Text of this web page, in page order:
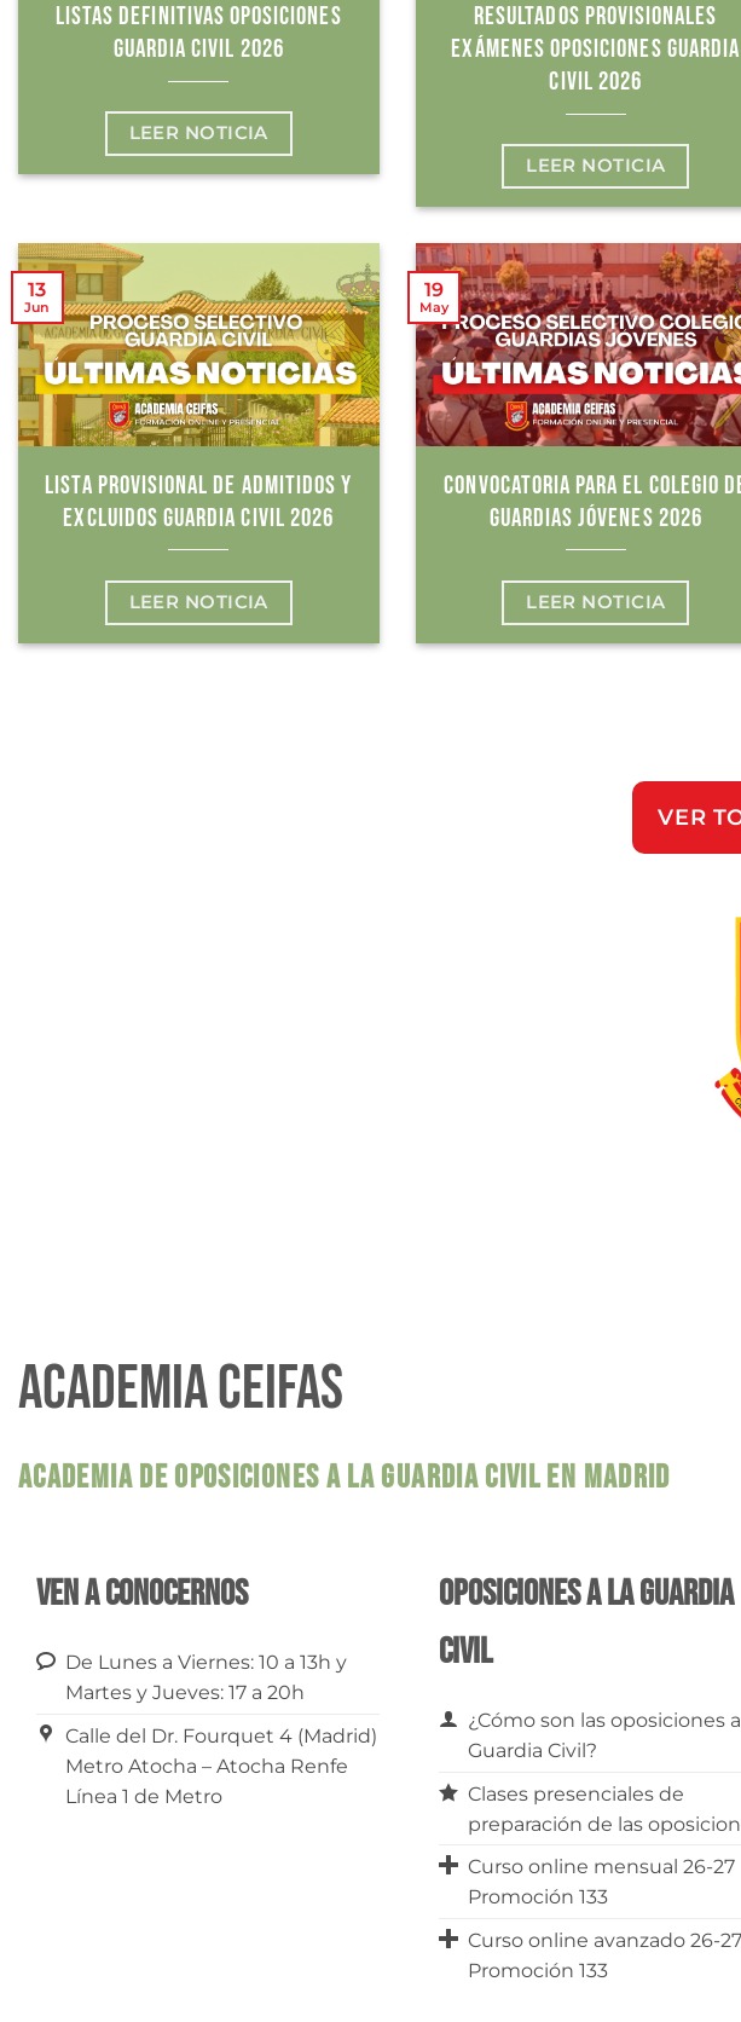
LISTAS DEFINITIVAS OPOSICIONES
GUARDIA CIVIL 2026
LEER NOTICIA
RESULTADOS PROVISIONALES
EXÁMENES OPOSICIONES GUARDIA
CIVIL 2026
LEER NOTICIA
LISTA PROVISIONAL DE ADMITIDOS Y
EXCLUIDOS GUARDIA CIVIL 2026
LEER NOTICIA
13
Jun
CONVOCATORIA PARA EL COLEGIO
GUARDIAS JÓVENES 2026
LEER NOTICIA
19
May
VER
ACADEMIA CEIFAS
ACADEMIA DE OPOSICIONES A LA GUARDIA CIVIL EN MADRID
Ven a conocernos
De Lunes a Viernes: 10 a 13h y
Martes y Jueves: 17 a 20h
Calle del Dr. Fourquet 4 (Madrid)
Metro Atocha – Atocha Renfe
Línea 1 de Metro
Oposiciones a la Guardia
Civil
¿Cómo son las oposiciones
Guardia Civil?
Clases presenciales de
preparación de las
Curso online mensual 26-27
Promoción 133
Curso online avanzado 26-27
Promoción 133